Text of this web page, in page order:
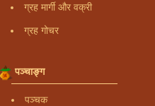
ग्रह मार्गी और वक्री
ग्रह गोचर
पञ्चाङ्ग
पञ्चक